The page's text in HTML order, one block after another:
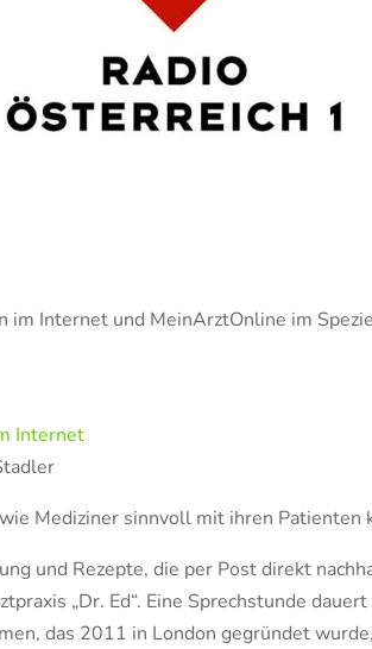
im Internet und MeinArztOnline im
Internet
Mediziner sinnvoll mit ihren Patienten
und Rezepte, die per Post direkt
„Dr. Ed“. Eine Sprechstunde
das 2011 in London gegründet